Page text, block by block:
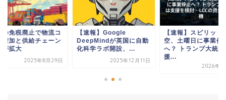
の免税廃止で物流コ
増加と供給チェーン
が拡大
2025年8月29日
【速報】Google
DeepMindが英国に自動
化科学ラボ開設、...
2025年12月11日
【速報】スピリット
空、土曜日に事業停
へ？ トランプ大統領
援...
2026年5